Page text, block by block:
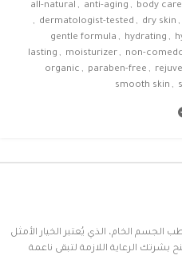
all-natural , anti-aging , body care
, dermatologist-tested , dry skin ,
gentle formula , hydrating ,
lasting , moisturizer , non-
organic , paraben-free ,
smooth skin ,
الخام، الذي يُعتبر الخيار الأمثل
بشرتك الرعاية اللازمة لتبقى ناعمة